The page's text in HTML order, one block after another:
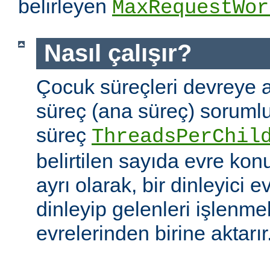
belirleyen
Nasıl çalışır?
Çocuk süreçleri devreye
süreç (ana süreç)
süreç
belirtilen sayıda evre
ayrı olarak, bir dinleyici
dinleyip gelenleri
evrelerinden birine